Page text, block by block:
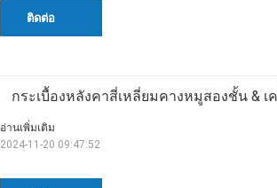
ติดต่อ
กระเบื้องหลังคาสี่เหลี่ยมคางหมูสองชั้น &
อ่านเพิ่มเติม
2024-11-20 09:47:52